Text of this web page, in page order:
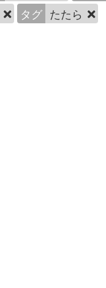
タグ たたら